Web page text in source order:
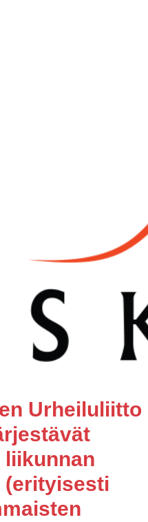
Urheiluliitto
liikunnan
(erityisesti